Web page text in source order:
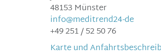
48153 Münster
info@meditrend24-de
+49 251 / 52 50 76
Karte und